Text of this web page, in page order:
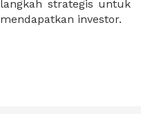
mendapatkan investor.